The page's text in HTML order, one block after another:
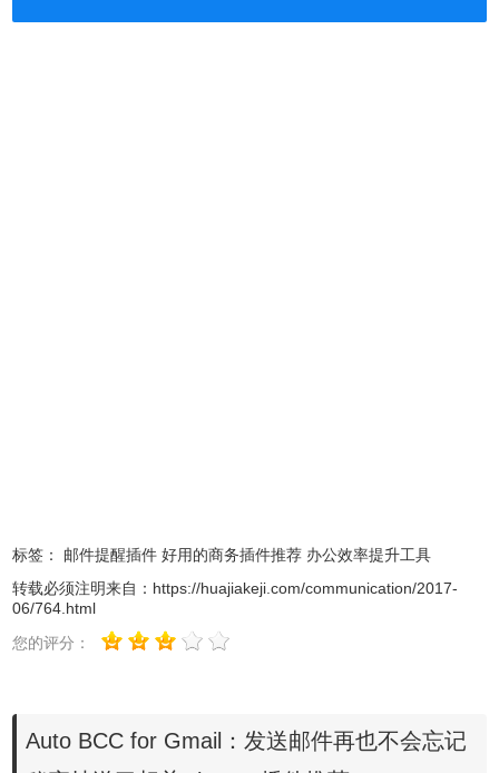
会很需要用到副本或密件副本功能，这个扩展程序或许可以
标签： 邮件提醒插件 好用的商务插件推荐 办公效率提升工具
转载必须注明来自： https://huajiakeji.com/communication/2017-
06/764.html
您的评分：
Auto BCC for Gmail：发送邮件再也不会忘记